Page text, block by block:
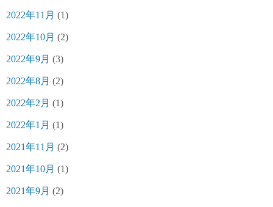
2022年11月 (1)
2022年10月 (2)
2022年9月 (3)
2022年8月 (2)
2022年2月 (1)
2022年1月 (1)
2021年11月 (2)
2021年10月 (1)
2021年9月 (2)